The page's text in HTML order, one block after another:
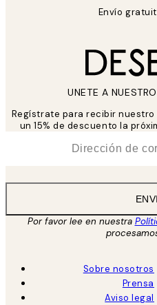
Envío
UNETE A
Regístrate para recibir
un 15% de descuento la
Por favor lee en nuestra
Sobre nosotros
Prensa
Aviso legal